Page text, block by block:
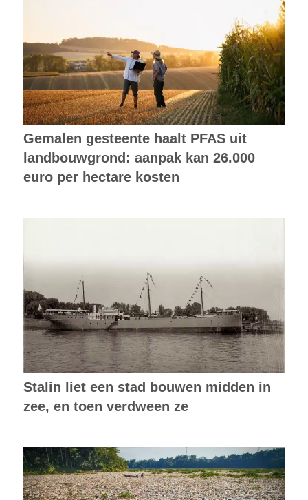
Gemalen gesteente haalt PFAS uit
landbouwgrond: aanpak kan 26.000
euro per hectare kosten
Stalin liet een stad bouwen midden in
zee, en toen verdween ze